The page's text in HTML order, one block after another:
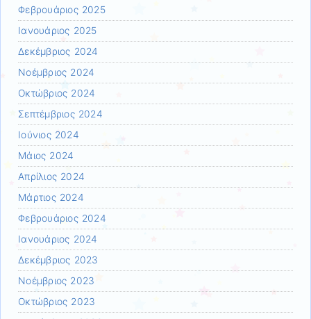
Φεβρουάριος 2025
Ιανουάριος 2025
Δεκέμβριος 2024
Νοέμβριος 2024
Οκτώβριος 2024
Σεπτέμβριος 2024
Ιούνιος 2024
Μάιος 2024
Απρίλιος 2024
Μάρτιος 2024
Φεβρουάριος 2024
Ιανουάριος 2024
Δεκέμβριος 2023
Νοέμβριος 2023
Οκτώβριος 2023